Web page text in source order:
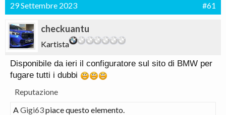
29 Settembre 2023 #61
checkuantu
Kartista
Disponibile da ieri il configuratore sul sito di BMW per
fugare tutti i dubbi
Reputazione
AGigi63piace questo elemento.